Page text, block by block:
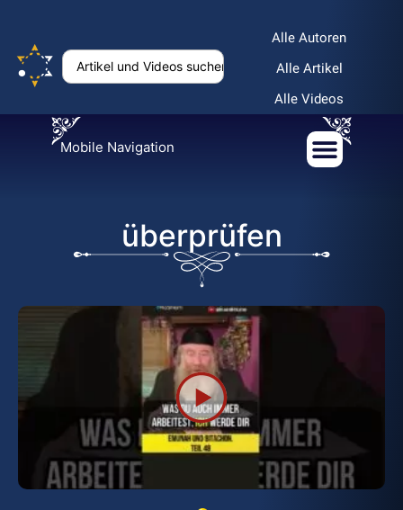
Alle Autoren
Alle Artikel
Alle Videos
Mobile Navigation
überprüfen